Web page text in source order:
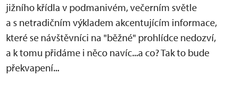
jižního křídla v podmanivém, večerním světle
a s netradičním výkladem akcentujícím informace,
které se návštěvníci na "běžné" prohlídce nedozví,
a k tomu přidáme i něco navíc...a co? Tak to bude
překvapení...